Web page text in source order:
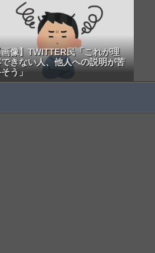
像】TWITTER民「これが理
きない人、他人への説明が苦
う」